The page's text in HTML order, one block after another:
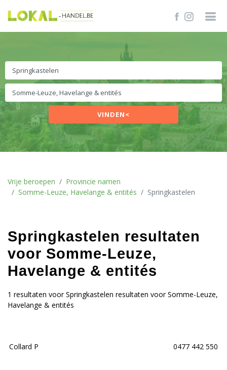
VINDEN<
Vrije beroepen
Provincie namen
Somme-Leuze, Havelange & entités
Springkastelen
Springkastelen resultaten
voor Somme-Leuze,
Havelange & entités
1 resultaten voor Springkastelen resultaten voor Somme-Leuze,
Havelange & entités
Collard P 0477 442 550